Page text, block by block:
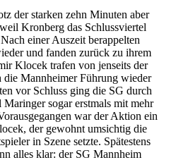
der starken zehn Minuten aber
Kronberg das Schlussviertel
einer Auszeit berappelten
und fanden zurück zu ihrem
Klocek trafen von jenseits der
Mannheimer Führung wieder
vor Schluss ging die SG durch
sogar erstmals mit mehr
war der Aktion ein
der gewohnt umsichtig die
in Szene setzte. Spätestens
alles klar: der SG Mannheim